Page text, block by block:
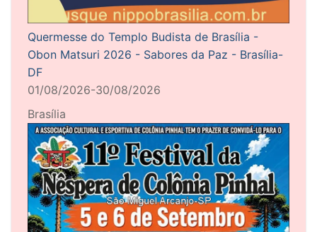
Quermesse do Templo Budista de Brasília -
Obon Matsuri 2026 - Sabores da Paz - Brasília-
DF
01/08/2026-30/08/2026
Brasília